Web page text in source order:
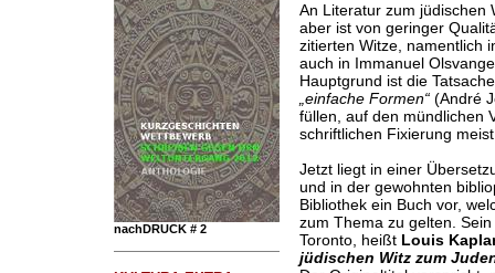
nachDRUCK # 2
An Literatur zum jüdischen
aber ist von geringer
zitierten Witze, namentlich
auch in Immanuel
Hauptgrund ist die
„einfache Formen“(André
füllen, auf den mündlichen
schriftlichen Fixierung
Jetzt liegt in einer
und in der gewohnten
Bibliothek ein Buch vor,
zum Thema zu gelten.
Toronto, heißt Louis
jüdischen Witz zum